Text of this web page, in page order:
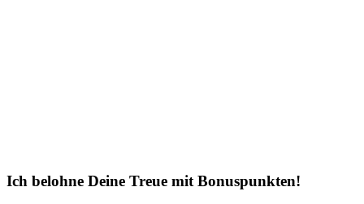
Ich belohne Deine Treue mit Bonuspunkten!